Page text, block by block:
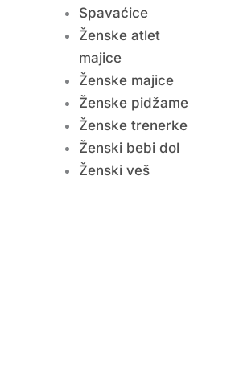
Spavaćice
Ženske atlet
majice
Ženske majice
Ženske pidžame
Ženske trenerke
Ženski bebi dol
Ženski veš